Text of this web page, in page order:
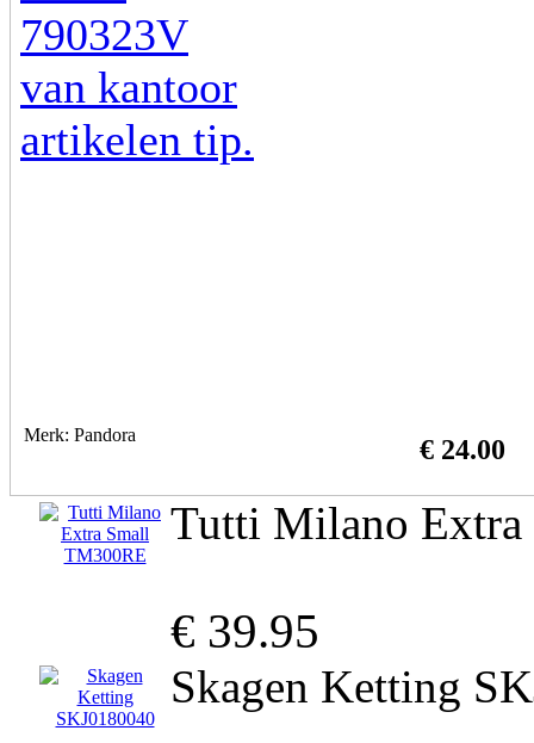
Merk: Pandora € 24.00
Tutti Milano
€ 39.95
Skagen Ketting